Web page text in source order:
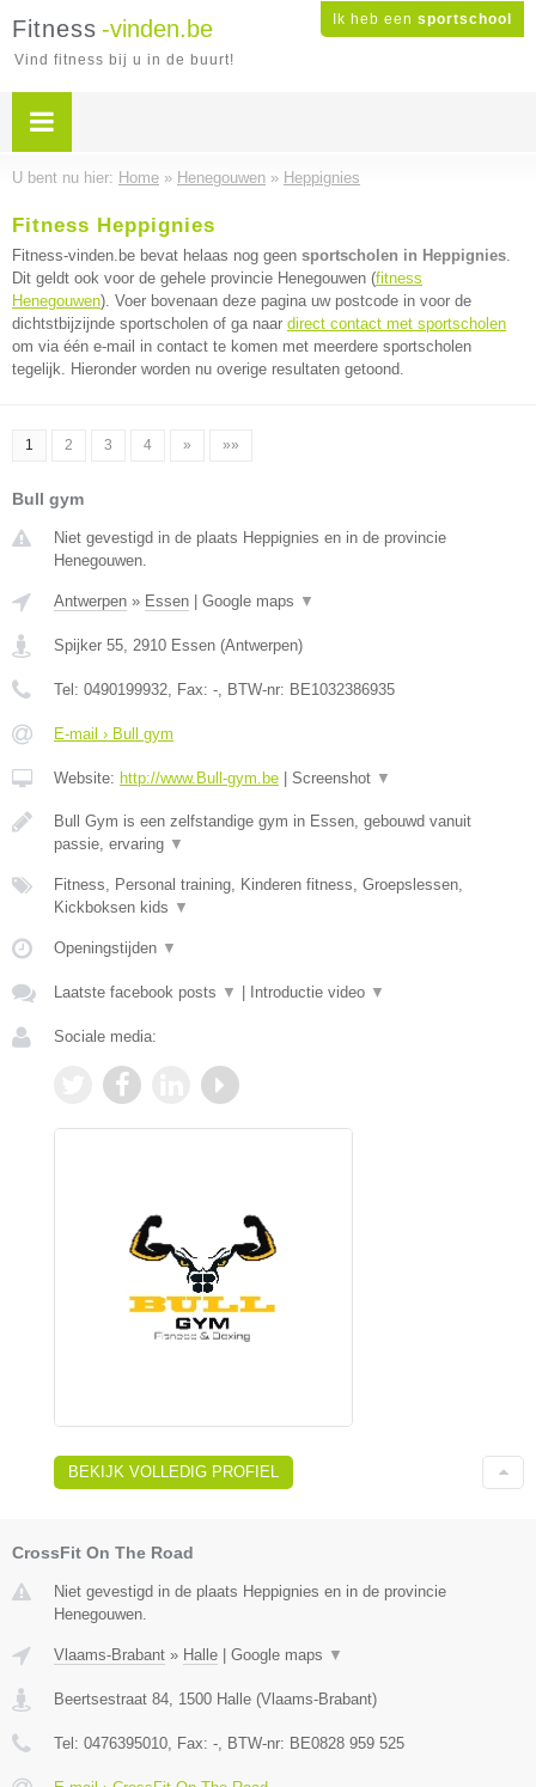
Ik heb een sportschool
Fitness -vinden.be
Vind fitness bij u in de buurt!
U bent nu hier: Home » Henegouwen » Heppignies
Fitness Heppignies
Fitness-vinden.be bevat helaas nog geen sportscholen in Heppignies.
Dit geldt ook voor de gehele provincie Henegouwen (fitness
Henegouwen). Voer bovenaan deze pagina uw postcode in voor de
dichtstbijzijnde sportscholen of ga naar direct contact met sportscholen
om via één e-mail in contact te komen met meerdere sportscholen
tegelijk. Hieronder worden nu overige resultaten getoond.
1 2 3 4 » »»
Bull gym
Niet gevestigd in de plaats Heppignies en in de provincie
Henegouwen.
Antwerpen » Essen Google maps ▼
Spijker 55, 2910 Essen (Antwerpen)
Tel: 0490199932, Fax: -, BTW-nr: BE1032386935
E-mail › Bull gym
Website: http://www.Bull-gym.be Screenshot ▼
Bull Gym is een zelfstandige gym in Essen, gebouwd vanuit
passie, ervaring ▼
Fitness, Personal training, Kinderen fitness, Groepslessen,
Kickboksen kids ▼
Openingstijden ▼
Laatste facebook posts ▼ Introductie video ▼
Sociale media:
BEKIJK VOLLEDIG PROFIEL
CrossFit On The Road
Niet gevestigd in de plaats Heppignies en in de provincie
Henegouwen.
Vlaams-Brabant » Halle Google maps ▼
Beertsestraat 84, 1500 Halle (Vlaams-Brabant)
Tel: 0476395010, Fax: -, BTW-nr: BE0828 959 525